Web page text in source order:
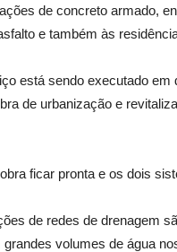
de concreto armado,
e também às
está sendo executado em
de urbanização e
ficar pronta e os dois
de redes de drenagem
volumes de água